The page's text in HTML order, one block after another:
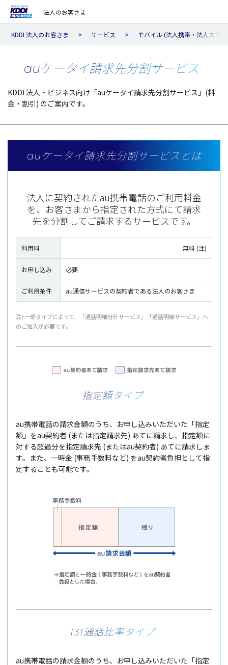
法人のお客さま
KDDI 法人のお客さま サービス モバイル (法人携帯・法人スマ
auケータイ請求先分割サービス
KDDI 法人・ビジネス向け「auケータイ請求先分割サービス」(料
金・割引) のご案内です。
auケータイ請求先分割サービスとは
法人に契約されたau携帯電話のご利用料金
を、お客さまから指定された方式にて請求
先を分割してご請求するサービスです。
利用料 無料 (注)
お申し込み 必要
ご利用条件 au通信サービスの契約者である法人のお客さま
注) 一部タイプによって、「通話明細分計サービス」「通話明細サービス」へ
のご加入が必要です。
指定額タイプ
au携帯電話の請求金額のうち、お申し込みいただいた「指定
額」をau契約者 (または指定請求先) あてに請求し、指定額に
対する超過分を指定請求先 (またはau契約者) あてに請求しま
す。また、一時金 (事務手数料など) をau契約者負担として指
定することも可能です。
131通話比率タイプ
au携帯電話の請求金額のうち、お申し込みいただいた「指定